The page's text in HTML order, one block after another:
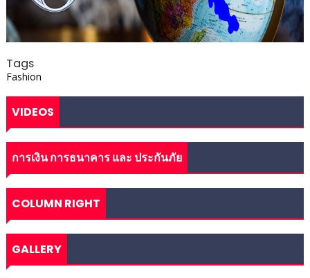
Tags
Fashion
VIDEOS
การเงิน การธนาคาร และ ประกันภัย
COLUMN RIGHT
GALLERY